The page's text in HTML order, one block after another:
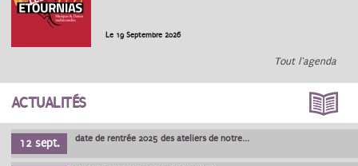
Le 19 Septembre 2026
Tout l'agenda
ACTUALITÉS
12 sept. date de rentrée 2025 des ateliers de notre...